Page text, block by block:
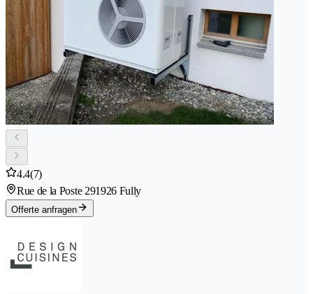
4.4(7)
Rue de la Poste 291926 Fully
Offerte anfragen